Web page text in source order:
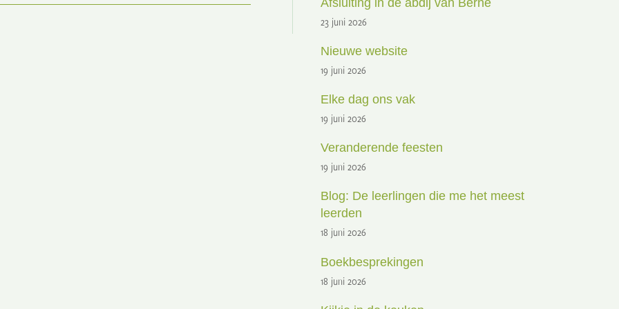
23 juni 2026
Nieuwe website
19 juni 2026
Elke dag ons vak
19 juni 2026
Veranderende feesten
19 juni 2026
Blog: De leerlingen die me het meest
leerden
18 juni 2026
Boekbesprekingen
18 juni 2026